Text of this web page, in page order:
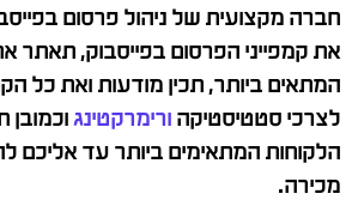
חברה מקצועית של ניהול פרסום
את קמפייני הפרסום בפייסבוק, תאתר
המתאים ביותר, תכין מודעות ואת כל
לצרכי סטטיסטיקהורימרקטינג
הלקוחות המתאימים ביותר עד אליכם
מכירה.